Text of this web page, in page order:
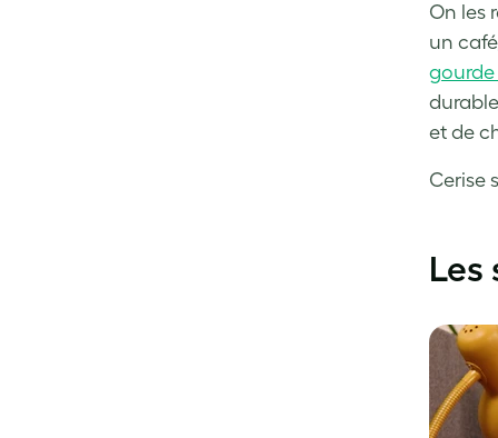
On les
un
gourde
et de
Cerise
Les